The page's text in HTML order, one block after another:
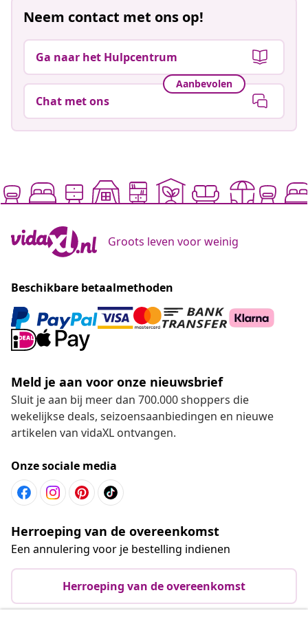
Neem contact met ons op!
Ga naar het Hulpcentrum
Aanbevolen
Chat met ons
Groots leven voor weinig
Beschikbare betaalmethoden
Meld je aan voor onze nieuwsbrief
Sluit je aan bij meer dan 700.000 shoppers die
wekelijkse deals, seizoensaanbiedingen en nieuwe
artikelen van vidaXL ontvangen.
Onze sociale media
Herroeping van de overeenkomst
Een annulering voor je bestelling indienen
Herroeping van de overeenkomst